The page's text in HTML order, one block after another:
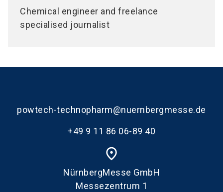
Chemical engineer and freelance
specialised journalist
powtech-technopharm@nuernbergmesse.de
+49 9 11 86 06-89 40
place
NürnbergMesse GmbH
Messezentrum 1